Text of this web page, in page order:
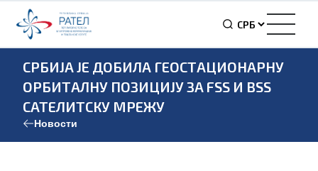
СРБИЈА ЈЕ ДОБИЛА ГЕОСТАЦИОНАРНУ
ОРБИТАЛНУ ПОЗИЦИЈУ ЗА FSS И BSS
САТЕЛИТСКУ МРЕЖУ
Новости